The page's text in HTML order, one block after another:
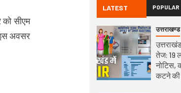
को सीएम
अवसर
LATEST POPULAR
उत्तराखण्ड
तेज: 19
नोटिस,
कटने